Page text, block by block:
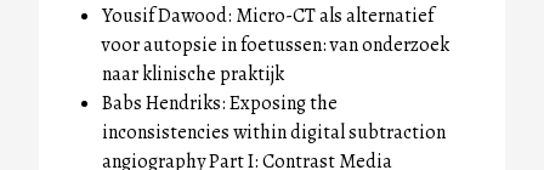
Yousif Dawood: Micro-CT als alternatief
voor autopsie in foetussen: van onderzoek
naar klinische praktijk
Babs Hendriks: Exposing the
inconsistencies within digital subtraction
angiography Part I: Contrast Media